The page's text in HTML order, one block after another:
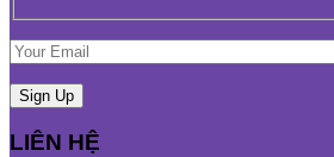
LIÊN HỆ